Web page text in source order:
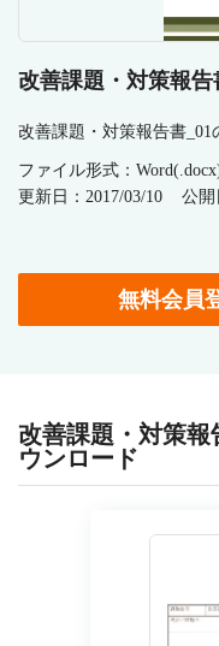
改善課題・対策報告
改善課題・対策報告書_01
ファイル形式：
更新日：2017/03/10
公開
無料会員
改善課題・対策
ウンロード